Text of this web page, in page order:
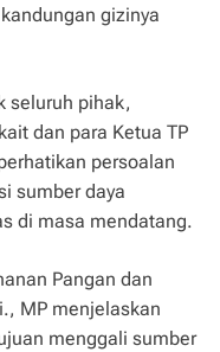
gizinya
seluruh pihak,
dan para Ketua TP
persoalan
sumber daya
di masa mendatang.
Pangan dan
MP menjelaskan
menggali sumber